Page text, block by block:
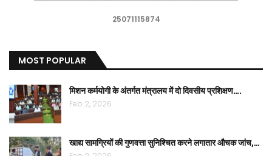
25071115874
MOST POPULAR
मिशन कर्मयोगी के अंतर्गत मंत्रालय में दो दिवसीय प्रशिक्षण….
Feb 2, 2026
खाद्य सामग्रियों की गुणवत्ता सुनिश्चित करने लगातार औचक जांच,…